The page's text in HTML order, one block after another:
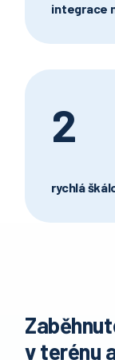
integrace
2
rychlá
v terénu